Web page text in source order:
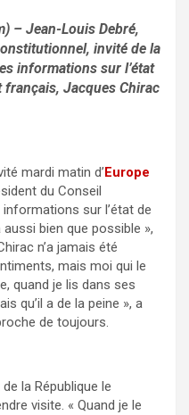
– Jean-Louis Debré,
invité de la
informations sur l’état
français, Jacques Chirac
mardi matin d’Europe
du Conseil
sur l’état de
bien que possible »,
n’a jamais été
mais moi qui le
quand je lis dans ses
qu’il a de la peine », a
de toujours.
la République le
visite. « Quand je le